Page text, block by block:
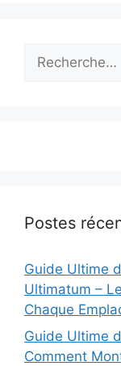
Postes
Guide Ultime
Ultimatum –
Chaque
Guide Ultime
Comment